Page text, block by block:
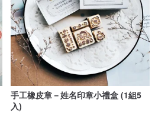
手工橡皮章－姓名印章小禮盒 (1組5
入)